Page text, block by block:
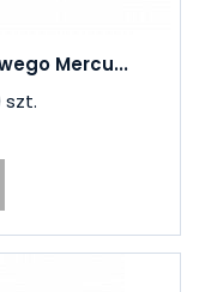
Mercu...
szt.